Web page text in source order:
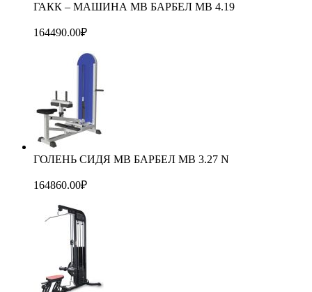
ГАКК – МАШИНА МВ БАРБЕЛ MB 4.19
164490.00₽
ГОЛЕНЬ СИДЯ МВ БАРБЕЛ MB 3.27 N
164860.00₽